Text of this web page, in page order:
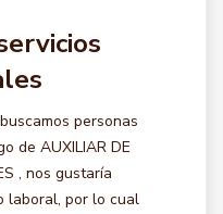
personas
de AUXILIAR DE
, nos gustaría
laboral, por lo cual